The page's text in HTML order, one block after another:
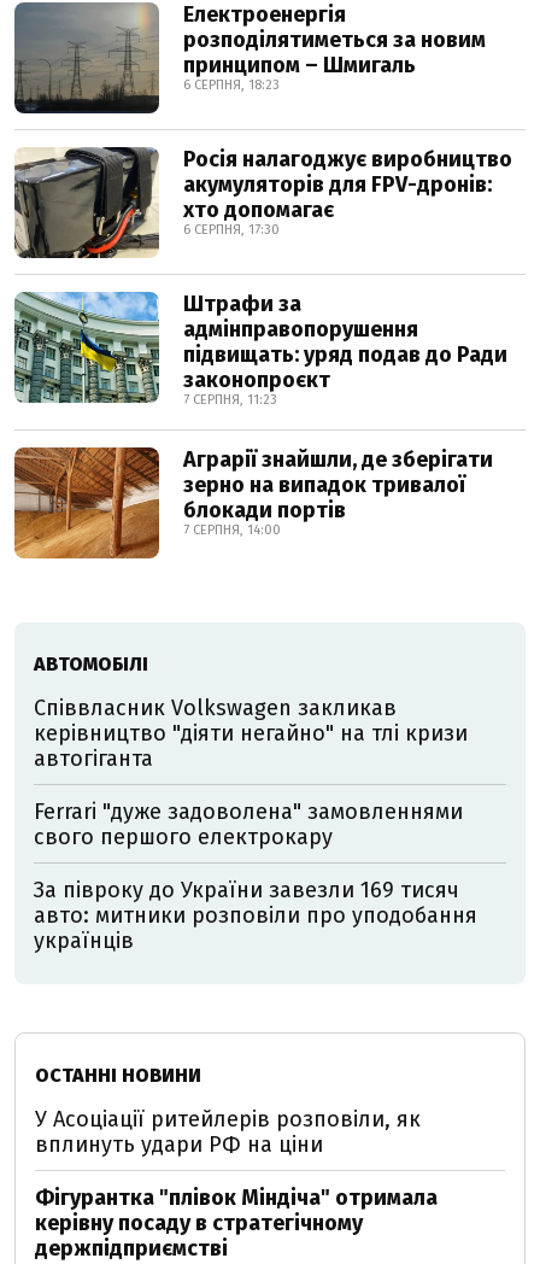
Електроенергія
розподілятиметься за новим
принципом – Шмигаль
6 СЕРПНЯ, 18:23
Росія налагоджує виробництво
акумуляторів для FPV-дронів:
хто допомагає
6 СЕРПНЯ, 17:30
Штрафи за
адмінправопорушення
підвищать: уряд подав до Ради
законопроєкт
7 СЕРПНЯ, 11:23
Аграрії знайшли, де зберігати
зерно на випадок тривалої
блокади портів
7 СЕРПНЯ, 14:00
АВТОМОБІЛІ
Співвласник Volkswagen закликав
керівництво "діяти негайно" на тлі кризи
автогіганта
Ferrari "дуже задоволена" замовленнями
свого першого електрокару
За півроку до України завезли 169 тисяч
авто: митники розповіли про уподобання
українців
ОСТАННІ НОВИНИ
У Асоціації ритейлерів розповіли, як
вплинуть удари РФ на ціни
Фігурантка "плівок Міндіча" отримала
керівну посаду в стратегічному
держпідприємстві